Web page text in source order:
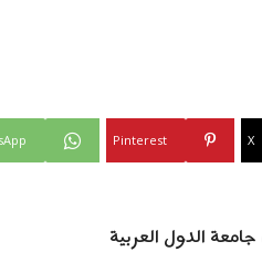
X
Pinterest
الدول العربية